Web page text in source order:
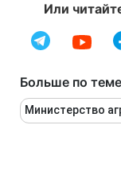
Или
Больше по
Министерство